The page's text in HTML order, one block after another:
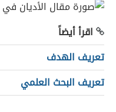
اقرأ أيضاً
تعريف الهدف
تعريف البحث العلمي